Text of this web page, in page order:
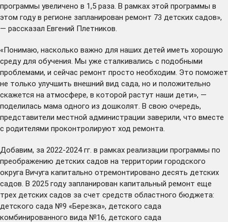
программы увеличено в 1,5 раза. В рамках этой программы в
этом году в регионе запланирован ремонт 73 детских садов»,
— рассказал Евгений Плетников.
«Понимаю, насколько важно для наших детей иметь хорошую
среду для обучения. Мы уже сталкивались с подобными
проблемами, и сейчас ремонт просто необходим. Это поможет
не только улучшить внешний вид сада, но и положительно
скажется на атмосфере, в которой растут наши дети», —
поделилась мама одного из дошколят. В свою очередь,
представители местной администрации заверили, что вместе
с родителями проконтролируют ход ремонта.
Добавим, за 2022-2024 гг. в рамках реализации программы по
преображению детских садов на территории городского
округа Вичуга капитально отремонтировано десять детских
садов. В 2025 году запланирован капитальный ремонт еще
трех детских садов за счет средств областного бюджета:
детского сада №9 «Березка», детского сада
комбинированного вида №16, детского сада